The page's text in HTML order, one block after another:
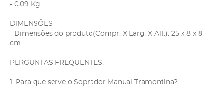
- 0,09 Kg
DIMENSÕES
- Dimensões do produto(Compr. X Larg. X Alt.): 25 x 8 x 8
cm.
PERGUNTAS FREQUENTES:
1. Para que serve o Soprador Manual Tramontina?